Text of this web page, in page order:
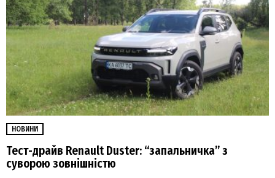
НОВИНИ
Тест-драйв Renault Duster: “запальничка” з
суворою зовнішністю